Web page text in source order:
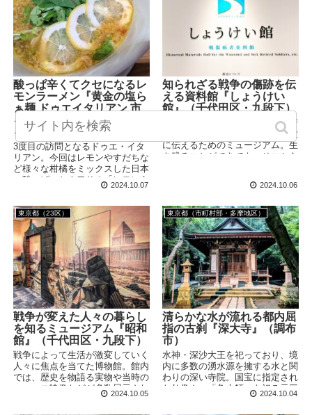
酸っぱ辛くてクセになるレ
モンラーメン『黄金の塩ら
ぁ麺 ドゥエイタリアン 市
ヶ谷本店』（千代田区・市
ヶ谷）
3度目の訪問となるドゥエ・イタ
リアン。今回はレモンやすだちな
ど様々な柑橘をミックスした日本
一酸っぱいとウワサの「レモンら
ぁ麺」に挑戦！酸味と辛味が入り
ってもクセになるお味です。
2024.10.07
知られざる戦争の傷跡を伝
える資料館『しょうけい
館』（千代田区・九段下）
戦争により傷を受け、病を患い苦
痛を味わってきた人々の姿を後世
に伝えるためのミュージアム。生
き残ることができても、そこから
わかりやすく、映像も多数ありま
る資料館です。
2024.10.06
東京都（23区）
戦争が変えた人々の暮らし
を知るミュージアム『昭和
館』（千代田区・九段下）
戦争によって生活が激変していく
人々に焦点を当てた博物館。館内
では、歴史を物語る実物や当時の
ニュース映像などが多数展示され
ています。一般的な戦争資料館や
2024.10.05
東京都（市町村部・多摩地区）
清らかな水が流れる都内屈
指の古刹『深大寺』（調布
市）
水神・深沙大王を祀っており、境
内に多数の湧水源を擁する水と関
わりの深い寺院。国宝に指定され
た仏像や、「角大師」を祀る元三
大師堂など見どころは豊富。ユニ
2024.10.04